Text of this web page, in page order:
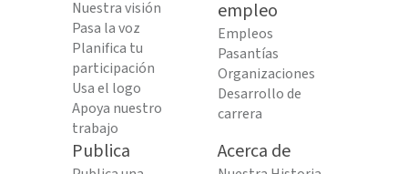
Nuestra visión
Pasa la voz
Planifica tu
participación
Usa el logo
Apoya nuestro
trabajo
empleo
Empleos
Pasantías
Organizaciones
Desarrollo de
carrera
Publica Acerca de